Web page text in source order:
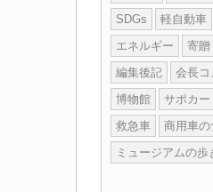
SDGs
軽自動車
エネルギー
寄贈
編集後記
会長コ
博物館
サポカー
救急車
商用車の
ミュージアムの歩